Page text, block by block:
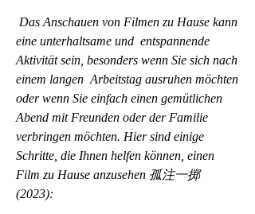
eine unterhaltsame und  entspannende
Aktivität sein, besonders wenn Sie sich nach
einem langen  Arbeitstag ausruhen möchten
oder wenn Sie einfach einen gemütlichen
Abend mit Freunden oder der Familie
verbringen möchten. Hier sind einige
Schritte, die Ihnen helfen können, einen
Film zu Hause anzusehen 孤注一掷
(2023):